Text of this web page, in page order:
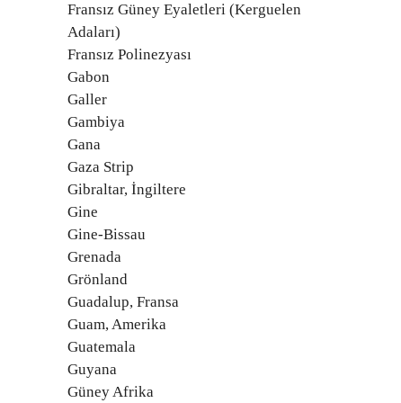
Fransız Güney Eyaletleri (Kerguelen
Adaları)
Fransız Polinezyası
Gabon
Galler
Gambiya
Gana
Gaza Strip
Gibraltar, İngiltere
Gine
Gine-Bissau
Grenada
Grönland
Guadalup, Fransa
Guam, Amerika
Guatemala
Guyana
Güney Afrika